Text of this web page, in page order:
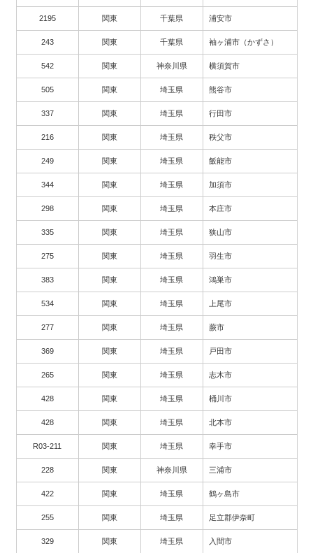
2195 関東 千葉県 浦安市
243 関東 千葉県 袖ヶ浦市（かずさ）
542 関東 神奈川県 横須賀市
505 関東 埼玉県 熊谷市
337 関東 埼玉県 行田市
216 関東 埼玉県 秩父市
249 関東 埼玉県 飯能市
344 関東 埼玉県 加須市
298 関東 埼玉県 本庄市
335 関東 埼玉県 狭山市
275 関東 埼玉県 羽生市
383 関東 埼玉県 鴻巣市
534 関東 埼玉県 上尾市
277 関東 埼玉県 蕨市
369 関東 埼玉県 戸田市
265 関東 埼玉県 志木市
428 関東 埼玉県 桶川市
428 関東 埼玉県 北本市
R03-211 関東 埼玉県 幸手市
228 関東 神奈川県 三浦市
422 関東 埼玉県 鶴ヶ島市
255 関東 埼玉県 足立郡伊奈町
329 関東 埼玉県 入間市